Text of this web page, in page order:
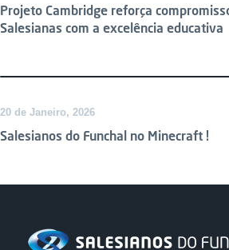
Projeto Cambridge reforça
Salesianas com a excelência educativa
20 de Janeiro, 2026
Salesianos do Funchal no Minecraft !